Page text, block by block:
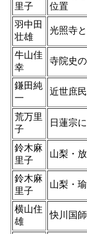
里子
位置
羽中田
壮雄
光照寺
牛山佳
幸
寺院史
鎌田純
一
近世庶
荒万里
子
日蓮宗
鈴木麻
里子
山梨・
鈴木麻
里子
山梨・
横山住
雄
快川国